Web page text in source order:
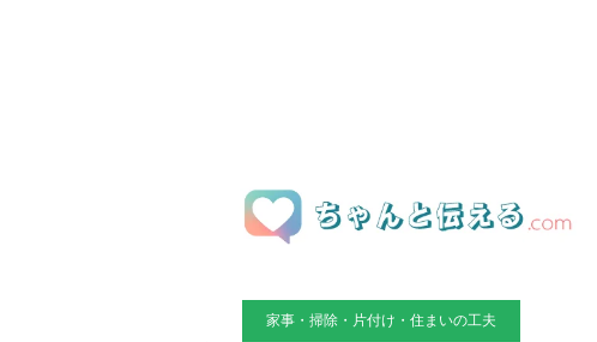
家事・掃除・片付け・住まいの工夫